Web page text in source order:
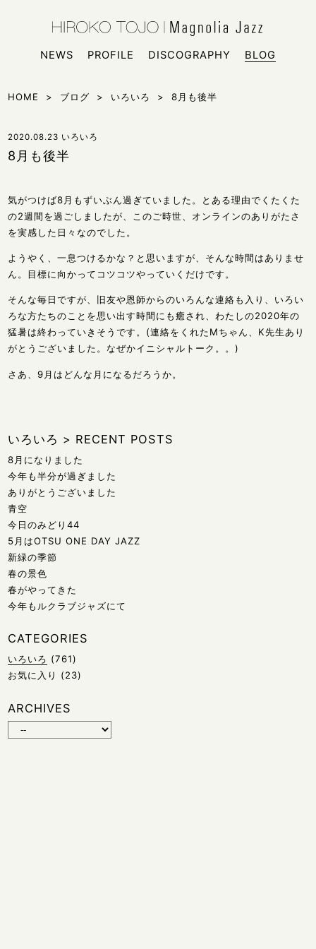
NEWS
PROFILE DISCOGRAPHY BLOG
HOME > ブログ > いろいろ > 8月も後半
2020.08.23 いろいろ
8月も後半
気がつけば8月もずいぶん過ぎていました。とある理由でくたくた
の2週間を過ごしましたが、このご時世、オンラインのありがたさ
を実感した日々なのでした。
ようやく、一息つけるかな？と思いますが、そんな時間はありませ
ん。目標に向かってコツコツやっていくだけです。
そんな毎日ですが、旧友や恩師からのいろんな連絡も入り、いろい
ろな方たちのことを思い出す時間にも癒され、わたしの2020年の
猛暑は終わっていきそうです。(連絡をくれたMちゃん、K先生あり
がとうございました。なぜかイニシャルトーク。。)
さあ、9月はどんな月になるだろうか。
いろいろ > RECENT POSTS
8月になりました
今年も半分が過ぎました
ありがとうございました
青空
今日のみどり44
5月はOTSU ONE DAY JAZZ
新緑の季節
春の景色
春がやってきた
今年もルクラブジャズにて
CATEGORIES
いろいろ (761)
お気に入り
(23)
ARCHIVES